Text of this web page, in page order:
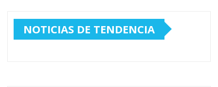
NOTICIAS DE TENDENCIA